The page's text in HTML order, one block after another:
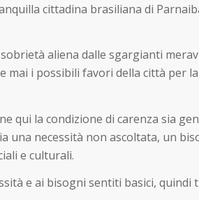
cittadina brasiliana di
aliena dalle sgargianti
i possibili favori della città per
qui la condizione di carenza sia
una necessità non ascoltata, un
e culturali.
e ai bisogni sentiti basici, quindi